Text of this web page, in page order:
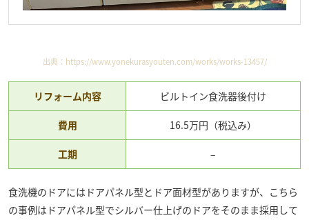
出典： https://www.yonekurasyouten.com/works/works-13457/
リフォーム内容 ビルトイン食洗器後付け
費用 16.5万円（税込み）
工期 –
食洗機のドアにはドアパネル型とドア面材型がありますが、こちら
の事例はドアパネル型でシルバー仕上げのドアをそのまま採用して